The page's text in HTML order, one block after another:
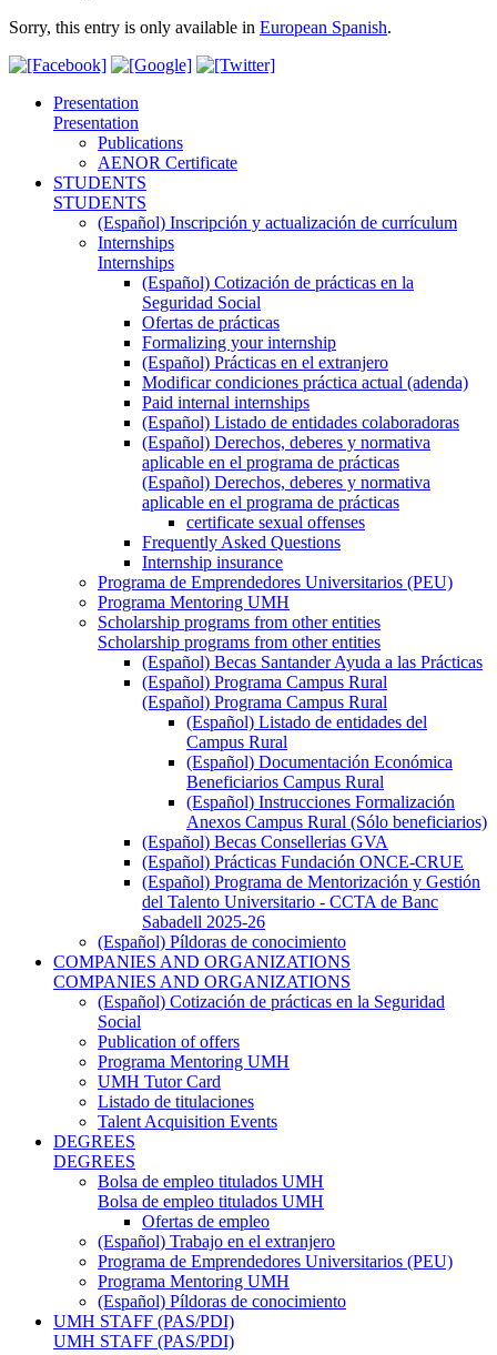
Sorry, this entry is only available in European Spanish.
Presentation
Presentation
Publications
AENOR Certificate
STUDENTS
STUDENTS
(Español) Inscripción y actualización de currículum
Internships
Internships
(Español) Cotización de prácticas en la
Seguridad Social
Ofertas de prácticas
Formalizing your internship
(Español) Prácticas en el extranjero
Modificar condiciones práctica actual (adenda)
Paid internal internships
(Español) Listado de entidades colaboradoras
(Español) Derechos, deberes y normativa
aplicable en el programa de prácticas
(Español) Derechos, deberes y normativa
aplicable en el programa de prácticas
certificate sexual offenses
Frequently Asked Questions
Internship insurance
Programa de Emprendedores Universitarios (PEU)
Programa Mentoring UMH
Scholarship programs from other entities
Scholarship programs from other entities
(Español) Becas Santander Ayuda a las Prácticas
(Español) Programa Campus Rural
(Español) Programa Campus Rural
(Español) Listado de entidades del
Campus Rural
(Español) Documentación Económica
Beneficiarios Campus Rural
(Español) Instrucciones Formalización
Anexos Campus Rural (Sólo beneficiarios)
(Español) Becas Consellerias GVA
(Español) Prácticas Fundación ONCE-CRUE
(Español) Programa de Mentorización y Gestión
del Talento Universitario - CCTA de Banc
Sabadell 2025-26
(Español) Píldoras de conocimiento
COMPANIES AND ORGANIZATIONS
COMPANIES AND ORGANIZATIONS
(Español) Cotización de prácticas en la Seguridad
Social
Publication of offers
Programa Mentoring UMH
UMH Tutor Card
Listado de titulaciones
Talent Acquisition Events
DEGREES
DEGREES
Bolsa de empleo titulados UMH
Bolsa de empleo titulados UMH
Ofertas de empleo
(Español) Trabajo en el extranjero
Programa de Emprendedores Universitarios (PEU)
Programa Mentoring UMH
(Español) Píldoras de conocimiento
UMH STAFF (PAS/PDI)
UMH STAFF (PAS/PDI)